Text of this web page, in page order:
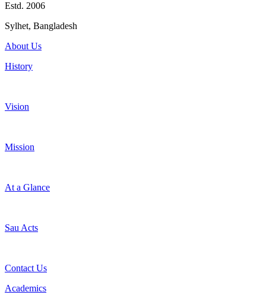
Estd. 2006
Sylhet, Bangladesh
About Us
History
Vision
Mission
At a Glance
Sau Acts
Contact Us
Academics